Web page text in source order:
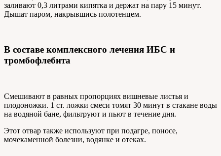
заливают 0,3 литрами кипятка и держат на пару 15 минут.
Дышат паром, накрывшись полотенцем.
В составе комплексного лечения ИБС и
тромбофлебита
Смешивают в равных пропорциях вишневые листья и
плодоножки. 1 ст. ложки смеси томят 30 минут в стакане воды
на водяной бане, фильтруют и пьют в течение дня.
Этот отвар также используют при подагре, поносе,
мочекаменной болезни, водянке и отеках.